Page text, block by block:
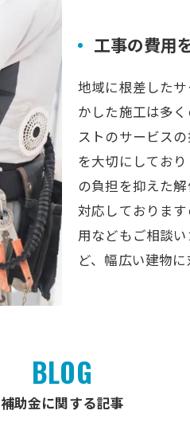
工事の費用
地域に根差した
かした施工は多
ストのサービス
を大切にしてお
の負担を抑えた
対応しておりま
用などもご相談
ど、幅広い建物に
BLOG
補助金に関する記事